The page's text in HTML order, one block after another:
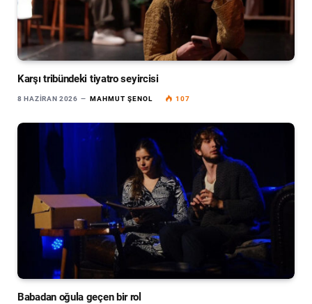
Karşı tribündeki tiyatro seyircisi
8 HAZIRAN 2026 MAHMUT ŞENOL 107
Babadan oğula geçen bir rol